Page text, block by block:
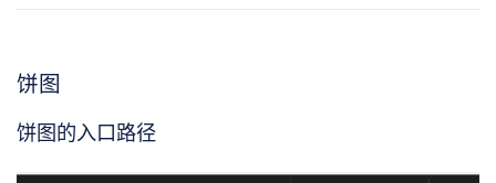
饼图
饼图的入口路径